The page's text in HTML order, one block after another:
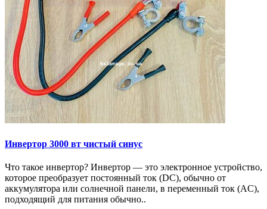
Инвертор 3000 вт чистый синус
Что такое инвертор? Инвертор — это электронное устройство,
которое преобразует постоянный ток (DC), обычно от
аккумулятора или солнечной панели, в переменный ток (AC),
подходящий для питания обычно..